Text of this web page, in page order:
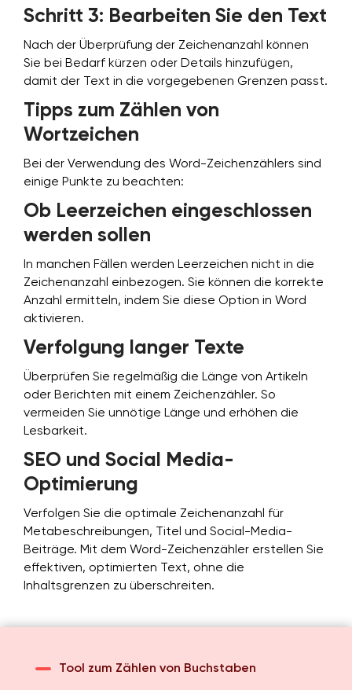
Schritt 3: Bearbeiten Sie den Text
Nach der Überprüfung der Zeichenanzahl können
Sie bei Bedarf kürzen oder Details hinzufügen,
damit der Text in die vorgegebenen Grenzen passt.
Tipps zum Zählen von
Wortzeichen
Bei der Verwendung des Word-Zeichenzählers sind
einige Punkte zu beachten:
Ob Leerzeichen eingeschlossen
werden sollen
In manchen Fällen werden Leerzeichen nicht in die
Zeichenanzahl einbezogen. Sie können die korrekte
Anzahl ermitteln, indem Sie diese Option in Word
aktivieren.
Verfolgung langer Texte
Überprüfen Sie regelmäßig die Länge von Artikeln
oder Berichten mit einem Zeichenzähler. So
vermeiden Sie unnötige Länge und erhöhen die
Lesbarkeit.
SEO und Social Media-
Optimierung
Verfolgen Sie die optimale Zeichenanzahl für
Metabeschreibungen, Titel und Social-Media-
Beiträge. Mit dem Word-Zeichenzähler erstellen Sie
effektiven, optimierten Text, ohne die
Inhaltsgrenzen zu überschreiten.
Tool zum Zählen von Buchstaben